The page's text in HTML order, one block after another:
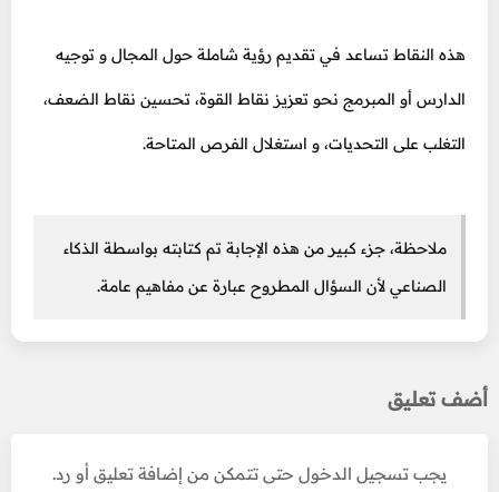
هذه النقاط تساعد في تقديم رؤية شاملة حول المجال و توجيه
الدارس أو المبرمج نحو تعزيز نقاط القوة، تحسين نقاط الضعف،
التغلب على التحديات، و استغلال الفرص المتاحة.
ملاحظة، جزء كبير من هذه الإجابة تم كتابته بواسطة الذكاء
الصناعي لأن السؤال المطروح عبارة عن مفاهيم عامة.
أضف تعليق
يجب تسجيل الدخول حتى تتمكن من إضافة تعليق أو رد.